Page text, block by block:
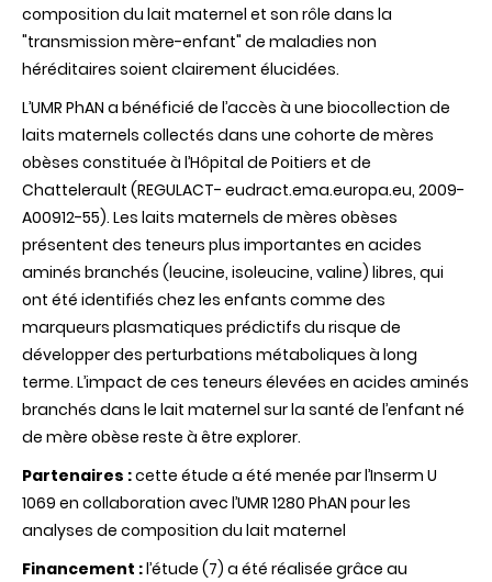
composition du lait maternel et son rôle dans la
"transmission mère-enfant" de maladies non
héréditaires soient clairement élucidées.
L’UMR PhAN a bénéficié de l’accès à une biocollection de
laits maternels collectés dans une cohorte de mères
obèses constituée à l’Hôpital de Poitiers et de
Chattelerault (REGULACT- eudract.ema.europa.eu, 2009-
A00912-55). Les laits maternels de mères obèses
présentent des teneurs plus importantes en acides
aminés branchés (leucine, isoleucine, valine) libres, qui
ont été identifiés chez les enfants comme des
marqueurs plasmatiques prédictifs du risque de
développer des perturbations métaboliques à long
terme. L’impact de ces teneurs élevées en acides aminés
branchés dans le lait maternel sur la santé de l’enfant né
de mère obèse reste à être explorer.
Partenaires :cette étude a été menée par l’Inserm U
1069 en collaboration avec l’UMR 1280 PhAN pour les
analyses de composition du lait maternel
Financement :l’étude (7) a été réalisée grâce au